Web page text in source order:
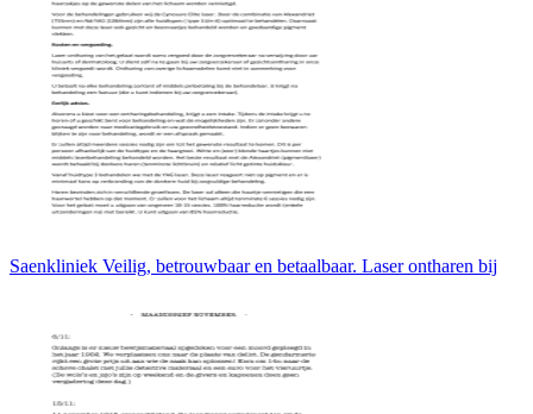
Saenkliniek Veilig, betrouwbaar en betaalbaar. Laser ontharen bij